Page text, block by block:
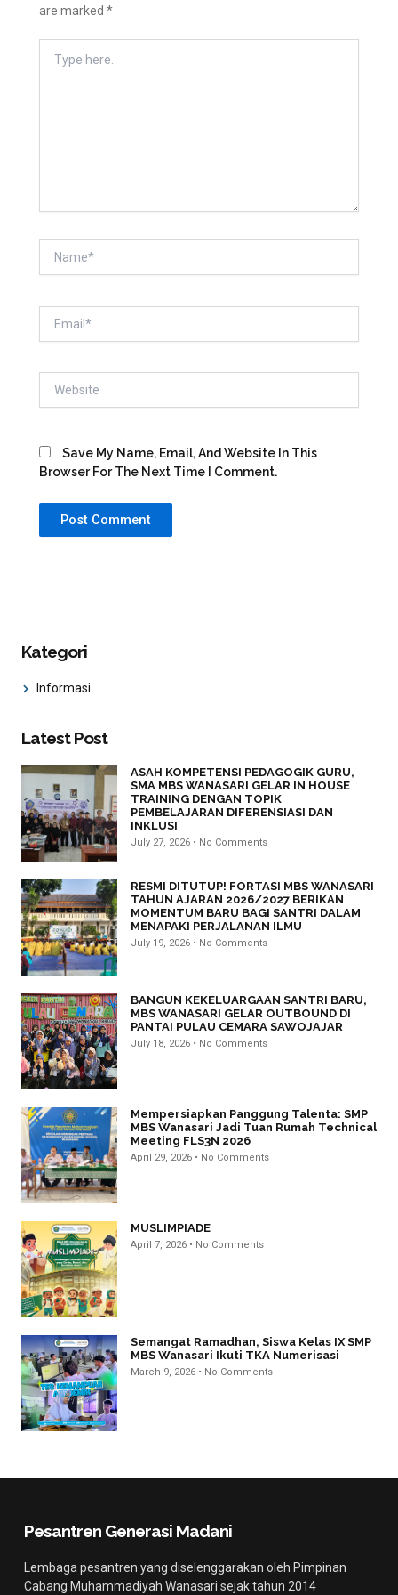
are marked *
Here..
Save My Name, Email, And Website In This
Browser For The Next Time I Comment.
Kategori
Informasi
Latest Post
ASAH KOMPETENSI PEDAGOGIK GURU,
SMA MBS WANASARI GELAR IN HOUSE
TRAINING DENGAN TOPIK
PEMBELAJARAN DIFERENSIASI DAN
INKLUSI
July 27, 2026 No Comments
RESMI DITUTUP! FORTASI MBS WANASARI
TAHUN AJARAN 2026/2027 BERIKAN
MOMENTUM BARU BAGI SANTRI DALAM
MENAPAKI PERJALANAN ILMU
July 19, 2026 No Comments
BANGUN KEKELUARGAAN SANTRI BARU,
MBS WANASARI GELAR OUTBOUND DI
PANTAI PULAU CEMARA SAWOJAJAR
July 18, 2026 No Comments
Mempersiapkan Panggung Talenta: SMP
MBS Wanasari Jadi Tuan Rumah Technical
Meeting FLS3N 2026
April 29, 2026 No Comments
MUSLIMPIADE
April 7, 2026 No Comments
Semangat Ramadhan, Siswa Kelas IX SMP
MBS Wanasari Ikuti TKA Numerisasi
March 9, 2026 No Comments
Pesantren Generasi Madani
Lembaga pesantren yang diselenggarakan oleh Pimpinan
Cabang Muhammadiyah Wanasari sejak tahun 2014